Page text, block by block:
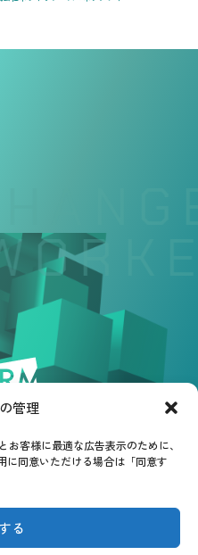
管理
客様に最適な広告表示のために、
に同意いただける場合は「同意す
る